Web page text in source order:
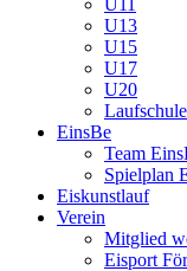
U11
U13
U15
U17
U20
Laufschule
EinsBe
Team
Spielplan
Eiskunstlauf
Verein
Mitglied
Eisport